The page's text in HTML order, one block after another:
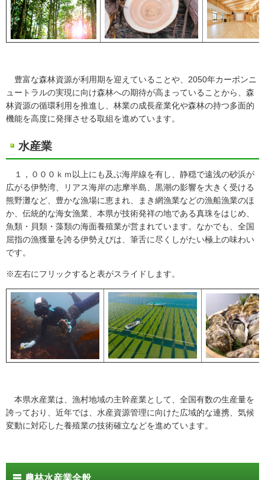
豊富な森林資源が利用期を迎えていることや、2050年カーボンニ
ュートラルの実現に向け森林への期待が高まっていることから、森
林資源の循環利用を推進し、林業の成長産業化や森林の持つ多面的
機能を高度に発揮させる取組を進めています。
水産業
１，０００ｋｍ以上にも及ぶ海岸線を有し、静穏で遠浅の砂浜が
広がる伊勢湾、リアス海岸の志摩半島、黒潮の影響を大きく受ける
熊野灘など、豊かな漁場に恵まれ、まき網漁業などの漁船漁業のほ
か、伝統的な海女漁業、本県が技術発祥の地である真珠をはじめ、
魚類・貝類・藻類の海面養殖業が営まれています。なかでも、全国
屈指の漁獲量を誇る伊勢えびは、筆舌に尽くしがたい極上の味わい
です。
※左右にフリックすると表がスライドします。
本県水産業は、漁村地域の主幹産業として、全国有数の生産量を
誇っており、近年では、水産資源管理に向けた広域的な連携、気候
変動に対応した養殖業の技術確立などを進めています。
農林水産業全般